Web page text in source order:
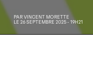
PARVINCENT MORETTE
LE 26 SEPTEMBRE 2025 - 19H21